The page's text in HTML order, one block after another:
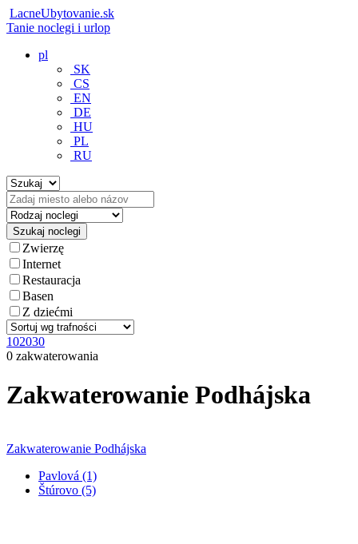
LacneUbytovanie.sk
Tanie noclegi i urlop
pl
SK
CS
EN
DE
HU
PL
RU
Zwierzę
Internet
Restauracja
Basen
Z dziećmi
102030
0 zakwaterowania
Zakwaterowanie Podhájska
Zakwaterowanie Podhájska
Pavlová (1)
Štúrovo (5)